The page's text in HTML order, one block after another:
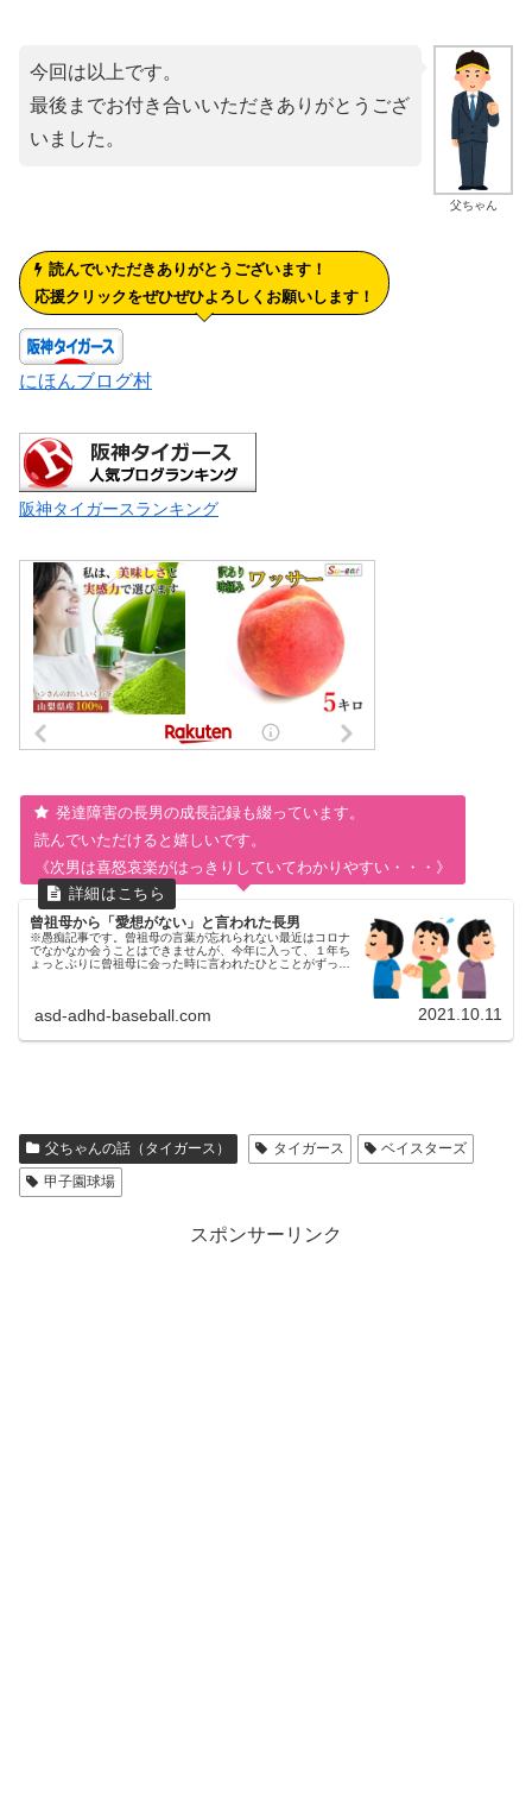
父ちゃん
今回は以上です。
最後までお付き合いいただきありがとうござ
いました。
読んでいただきありがとうございます！
応援クリックをぜひぜひよろしくお願いします！
にほんブログ村
阪神タイガースランキング
発達障害の長男の成長記録も綴っています。
読んでいただけると嬉しいです。
《次男は喜怒哀楽がはっきりしていてわかりやすい・・・》
曾祖母から「愛想がない」と言われた長男
※愚痴記事です。曾祖母の言葉が忘れられない最近はコロナ
でなかなか会うことはできませんが、今年に入って、１年ち
ょっとぶりに曾祖母に会った時に言われたひとことがずっと
asd-adhd-baseball.com 2021.10.11
父ちゃんの話（タイガース） タイガース
ベイスターズ
甲子園球場
スポンサーリンク